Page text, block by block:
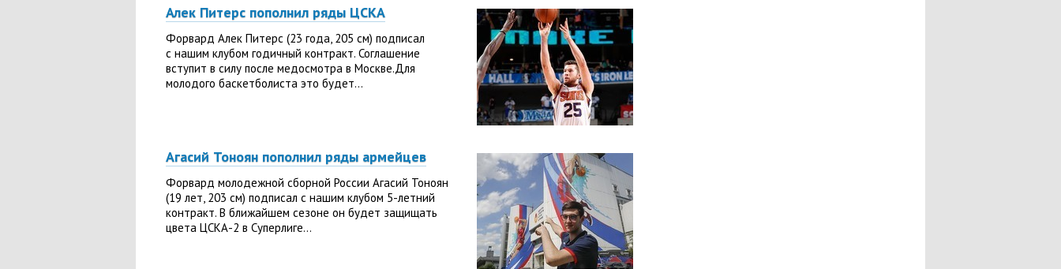
Алек Питерс пополнил ряды ЦСКА
Форвард Алек Питерс (23 года, 205 см) подписал
с нашим клубом годичный контракт. Соглашение
вступит в силу после медосмотра в Москве.Для
молодого баскетболиста это будет...
Агасий Тоноян пополнил ряды армейцев
Форвард молодежной сборной России Агасий Тоноян
(19 лет, 203 см) подписал с нашим клубом 5-летний
контракт. В ближайшем сезоне он будет защищать
цвета ЦСКА-2 в Суперлиге...